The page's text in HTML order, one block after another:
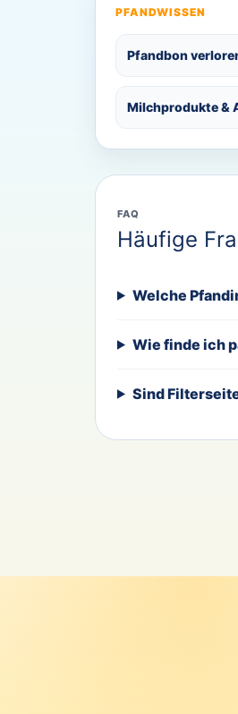
PFANDWISSEN
Pfandbon
Milchprodukte &
FAQ
Häufige
Welche
Wie finde ich
Sind